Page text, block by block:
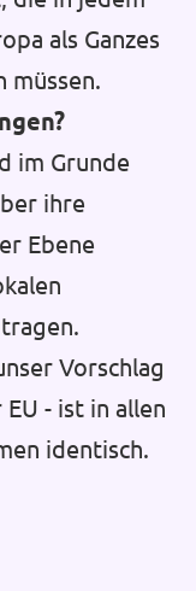
als Ganzes
müssen.
im Grunde
ihre
Ebene
Vorschlag
- ist in allen
identisch.